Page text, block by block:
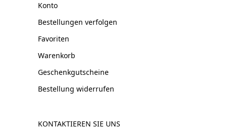
Konto
Bestellungen verfolgen
Favoriten
Warenkorb
Geschenkgutscheine
Bestellung widerrufen
KONTAKTIEREN SIE UNS